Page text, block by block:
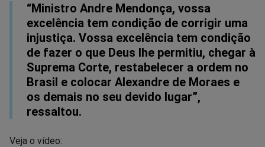
“Ministro Andre Mendonça, vossa
excelência tem condição de corrigir uma
injustiça. Vossa excelência tem condição
de fazer o que Deus lhe permitiu, chegar à
Suprema Corte, restabelecer a ordem no
Brasil e colocar Alexandre de Moraes e
os demais no seu devido lugar”,
ressaltou.
Veja o vídeo: